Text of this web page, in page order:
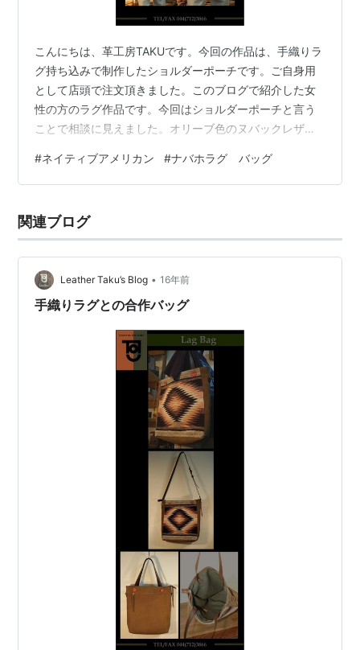
こんにちは、革工房TAKUです。今回の作品は、手織りラ
グ持ち込みで制作したショルダーポーチです。ご自身用
として店頭で注文頂きました。このブログで紹介した女
性の方のラグ作品です。今回はショルダーポーチと言う
ことで相談に見えました。オリーブ色のヌバックレザー
す。ショルダーストラップの長さを調整すればウェスト
ポーチにもなります。裏地には鮮やかなブルーのヘンプ
ー 牛革／ヌバック（オリーブ） ヌメ シルバーコンチョ
縫製：ミシン縫い ステッチ／同色 革工房Taku (Kyoto)
#ネイティブアメリカン #ナバホラグ バッグ
関連ブログ
Leather Taku’s Blog • 16年前
手織りラグとの合作バッグ